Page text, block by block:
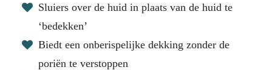
Sluiers over de huid in plaats van de huid te
‘bedekken’
Biedt een onberispelijke dekking zonder de
poriën te verstoppen